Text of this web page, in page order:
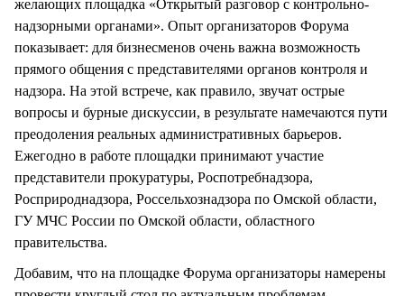
желающих площадка «Открытый разговор с контрольно-
надзорными органами». Опыт организаторов Форума
показывает: для бизнесменов очень важна возможность
прямого общения с представителями органов контроля и
надзора. На этой встрече, как правило, звучат острые
вопросы и бурные дискуссии, в результате намечаются пути
преодоления реальных административных барьеров.
Ежегодно в работе площадки принимают участие
представители прокуратуры, Роспотребнадзора,
Росприроднадзора, Россельхознадзора по Омской области,
ГУ МЧС России по Омской области, областного
правительства.
Добавим, что на площадке Форума организаторы намерены